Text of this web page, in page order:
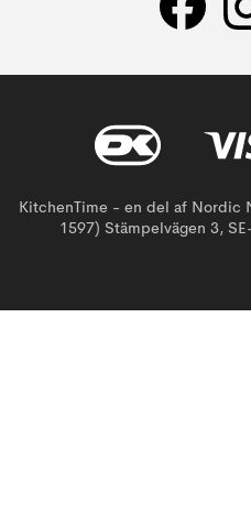
KitchenTime - en del af Nordic
1597) Stämpelvägen 3,